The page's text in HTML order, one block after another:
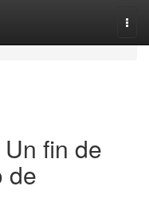
fin de
de